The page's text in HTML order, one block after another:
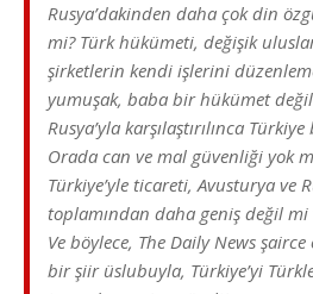
Rusya’dakinden daha çok din
mi? Türk hükümeti, değişik
şirketlerin kendi işlerini
yumuşak, baba bir hükümet
Rusya’yla karşılaştırılınca
Orada can ve mal güvenliği yok
Türkiye’yle ticareti, Avusturya ve
toplamından daha geniş değil mi
Ve böylece, The Daily News
bir şiir üslubuyla, Türkiye’yi